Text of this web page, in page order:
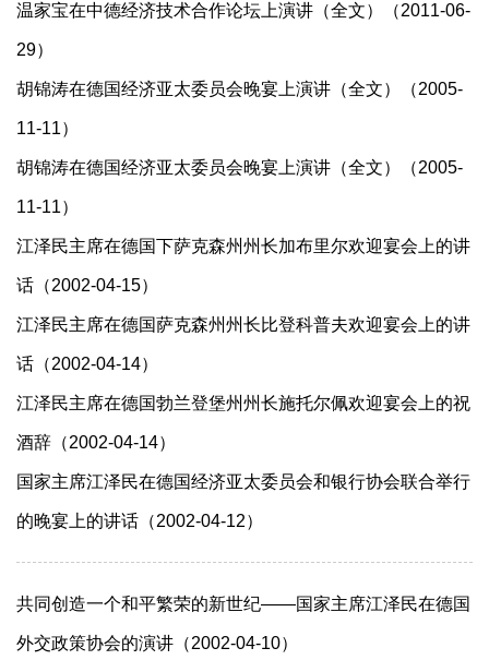
温家宝在中德经济技术合作论坛上演讲（全文）（2011-06-
29）
胡锦涛在德国经济亚太委员会晚宴上演讲（全文）（2005-
11-11）
胡锦涛在德国经济亚太委员会晚宴上演讲（全文）（2005-
11-11）
江泽民主席在德国下萨克森州州长加布里尔欢迎宴会上的讲
话（2002-04-15）
江泽民主席在德国萨克森州州长比登科普夫欢迎宴会上的讲
话（2002-04-14）
江泽民主席在德国勃兰登堡州州长施托尔佩欢迎宴会上的祝
酒辞（2002-04-14）
国家主席江泽民在德国经济亚太委员会和银行协会联合举行
的晚宴上的讲话（2002-04-12）
共同创造一个和平繁荣的新世纪——国家主席江泽民在德国
外交政策协会的演讲（2002-04-10）